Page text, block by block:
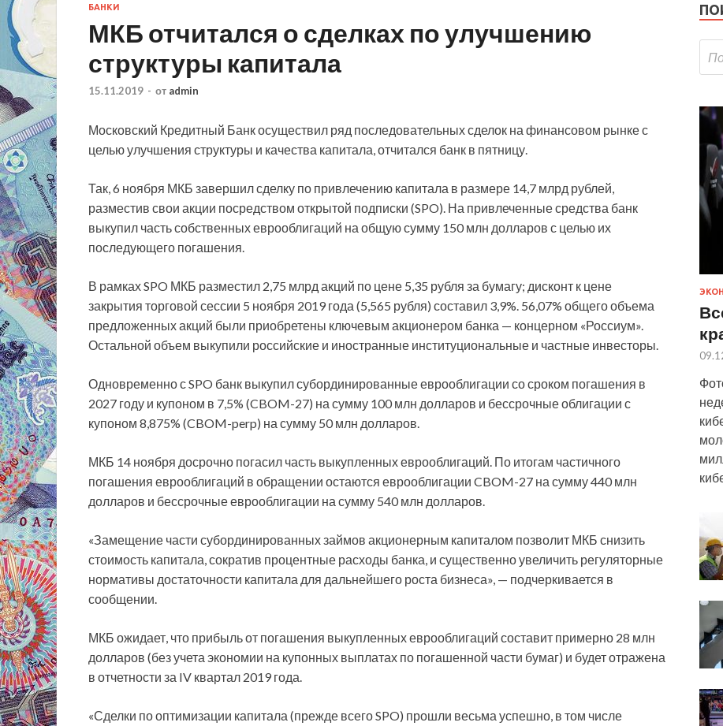
БАНКИ
МКБ отчитался о сделках по улучшению
структуры капитала
15.11.2019 - от admin
Московский Кредитный Банк осуществил ряд последовательных сделок на финансовом рынке с
целью улучшения структуры и качества капитала, отчитался банк в пятницу.
Так, 6 ноября МКБ завершил сделку по привлечению капитала в размере 14,7 млрд рублей,
разместив свои акции посредством открытой подписки (SPO). На привлеченные средства банк
выкупил часть собственных еврооблигаций на общую сумму 150 млн долларов с целью их
последующего погашения.
В рамках SPO МКБ разместил 2,75 млрд акций по цене 5,35 рубля за бумагу; дисконт к цене
закрытия торговой сессии 5 ноября 2019 года (5,565 рубля) составил 3,9%. 56,07% общего объема
предложенных акций были приобретены ключевым акционером банка — концерном «Россиум».
Остальной объем выкупили российские и иностранные институциональные и частные инвесторы.
Одновременно с SPO банк выкупил субординированные еврооблигации со сроком погашения в
2027 году и купоном в 7,5% (CBOM-27) на сумму 100 млн долларов и бессрочные облигации с
купоном 8,875% (CBOM-perp) на сумму 50 млн долларов.
МКБ 14 ноября досрочно погасил часть выкупленных еврооблигаций. По итогам частичного
погашения еврооблигаций в обращении остаются еврооблигации CBOM-27 на сумму 440 млн
долларов и бессрочные еврооблигации на сумму 540 млн долларов.
«Замещение части субординированных займов акционерным капиталом позволит МКБ снизить
стоимость капитала, сократив процентные расходы банка, и существенно увеличить регуляторные
нормативы достаточности капитала для дальнейшего роста бизнеса», — подчеркивается в
сообщении.
МКБ ожидает, что прибыль от погашения выкупленных еврооблигаций составит примерно 28 млн
долларов (без учета экономии на купонных выплатах по погашенной части бумаг) и будет отражена
в отчетности за IV квартал 2019 года.
«Сделки по оптимизации капитала (прежде всего SPO) прошли весьма успешно, в том числе